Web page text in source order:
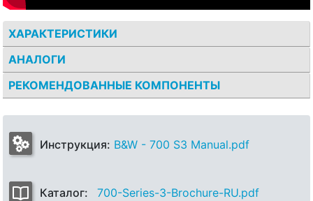
ХАРАКТЕРИСТИКИ
АНАЛОГИ
РЕКОМЕНДОВАННЫЕ КОМПОНЕНТЫ
Инструкция: B&W - 700 S3 Manual.pdf
Каталог: 700-Series-3-Brochure-RU.pdf